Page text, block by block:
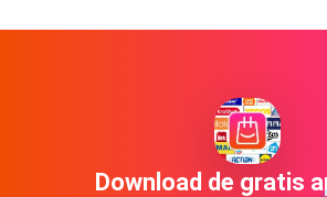
Download de gratis